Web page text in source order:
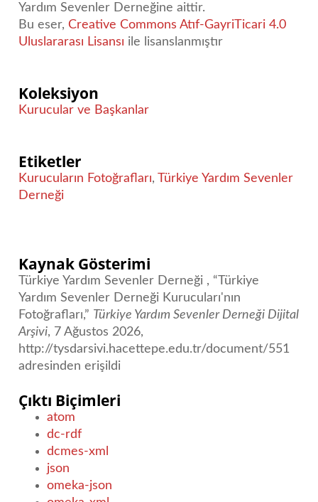
Yardım Sevenler Derneğine aittir.
Bu eser,Creative Commons Atıf-GayriTicari 4.0
Uluslararası Lisansı ile lisanslanmıştır
Koleksiyon
Kurucular ve Başkanlar
Etiketler
Kurucuların Fotoğrafları,Türkiye Yardım Sevenler
Derneği
Kaynak Gösterimi
Türkiye Yardım Sevenler Derneği , “Türkiye
Yardım Sevenler Derneği Kurucuları'nın
Fotoğrafları,” Türkiye Yardım Sevenler Derneği Dijital
Arşivi, 7 Ağustos 2026,
http://tysdarsivi.hacettepe.edu.tr/document/551
adresinden erişildi
Çıktı Biçimleri
atom
dc-rdf
dcmes-xml
json
omeka-json